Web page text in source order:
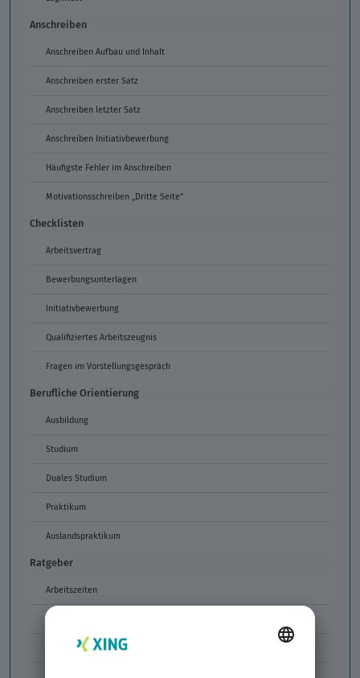
Anschreiben
Anschreiben Aufbau und Inhalt
Anschreiben erster Satz
Anschreiben letzter Satz
Anschreiben Initiativbewerbung
Häufigste Fehler im Anschreiben
Motivationsschreiben „Dritte Seite“
Checklisten
Arbeitsvertrag
Bewerbungsunterlagen
Initiativbewerbung
Qualifiziertes Arbeitszeugnis
Fragen im Vorstellungsgespräch
Berufliche Orientierung
Ausbildung
Studium
Duales Studium
Praktikum
Auslandspraktikum
Ratgeber
Arbeitszeiten
Formulierungen im Arbeitszeugnis